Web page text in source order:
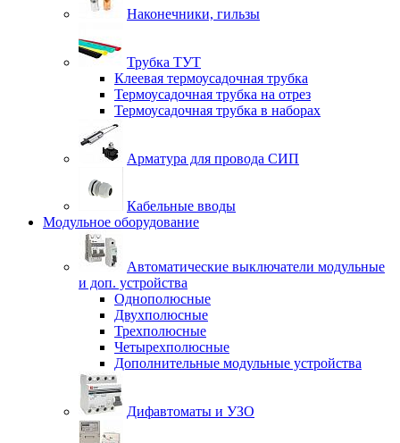
Наконечники, гильзы
Трубка ТУТ
Клеевая термоусадочная трубка
Термоусадочная трубка на отрез
Термоусадочная трубка в наборах
Арматура для провода СИП
Кабельные вводы
Модульное оборудование
Автоматические выключатели модульные
и доп. устройства
Однополюсные
Двухполюсные
Трехполюсные
Четырехполюсные
Дополнительные модульные устройства
Дифавтоматы и УЗО